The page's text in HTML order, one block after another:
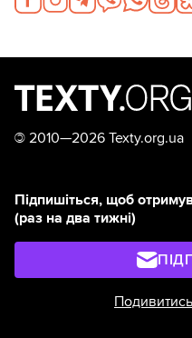
© 2010—2026 Texty.org.ua
Підпишіться, щоб
(раз на два тижні)